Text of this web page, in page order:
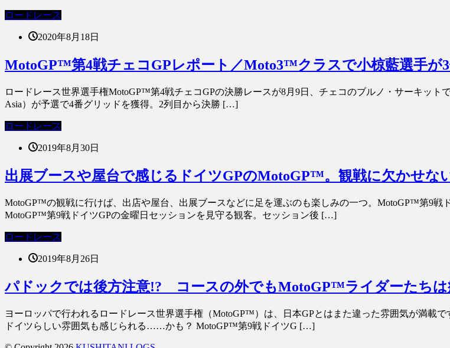
ロードレース
2020年8月18日
MotoGP™第4戦チェコGPレポート／Moto3™クラスで小椋藍選手が
ロードレース世界選手権MotoGP™第4戦チェコGPの決勝レースが8月9日、チェコのブルノ・サーキッ
Asia）が予選で4番グリッドを獲得。2列目から決勝 […]
ロードレース
2019年8月30日
出展ブースや屋台で感じるドイツGPのMotoGP™。観戦に欠かせな
MotoGP™の観戦に行けば、出店や屋台、出展ブースなどに足を運ぶのも楽しみの一つ。MotoGP™第9戦
MotoGP™第9戦ドイツGPの金曜日セッションを見守る観客。セッション後 […]
ロードレース
2019年8月26日
パドックでは後方注意!? コースの外でもMotoGP™ライダーたち
ヨーロッパで行われるロードレース世界選手権（MotoGP™）は、日本GPとはまた違った雰囲気が満載
ドイツらしい雰囲気も感じられる……かも？ MotoGP™第9戦ドイツG […]